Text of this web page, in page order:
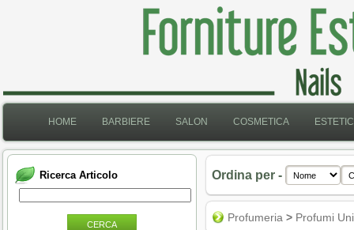
HOME BARBIERE SALON COSMETICA
Ricerca Articolo
CERCA
Ordina per -
Profumeria > Profumi